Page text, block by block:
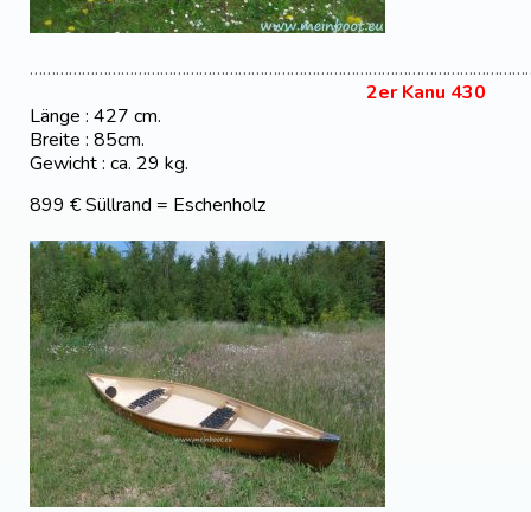
2er Kanu 430
Länge : 427 cm.
Breite : 85cm.
Gewicht : ca. 29 kg.
899 € Süllrand = Eschenholz